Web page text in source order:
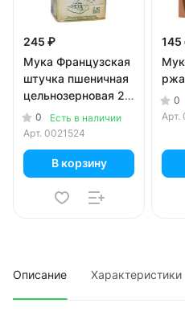
245 ₽
Мука Французская
штучка пшеничная
цельнозерновая 2
кг 0
Есть в наличии
Арт. 0021524
В корзину
145
0
Арт.
Описание Характеристики